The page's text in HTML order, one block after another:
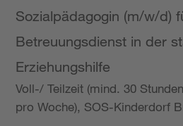
Sozialpädagogin (m/w/d)
Betreuungsdienst in der
Erziehungshilfe
Voll-/ Teilzeit (mind. 30
pro Woche), SOS-Kinderdorf